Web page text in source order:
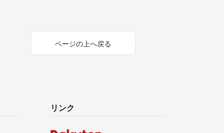
ページの上へ戻る
リンク